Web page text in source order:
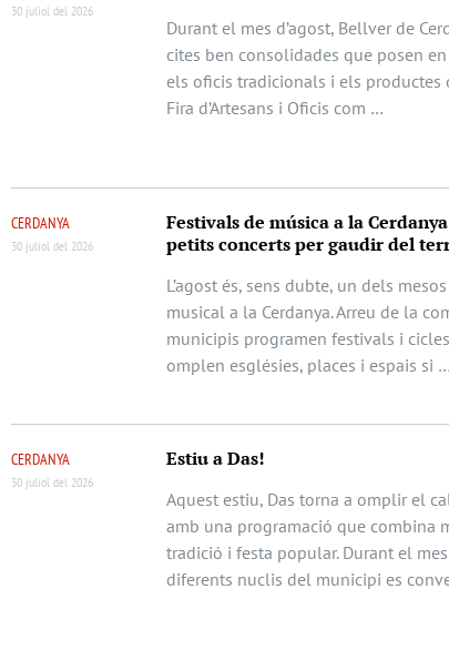
30 juliol del 2026
Durant el mes d’agost, Bellver de
cites ben consolidades que posen
els oficis tradicionals i els productes
Fira d’Artesans i Oficis com …
CERDANYA
30 juliol del 2026
Festivals de música a la
petits concerts per gaudir del
L’agost és, sens dubte, un dels
musical a la Cerdanya. Arreu de la
municipis programen festivals i
omplen esglésies, places i espais si …
CERDANYA
30 juliol del 2026
Estiu a Das!
Aquest estiu, Das torna a omplir el
amb una programació que combina
tradició i festa popular. Durant el mes
diferents nuclis del municipi es